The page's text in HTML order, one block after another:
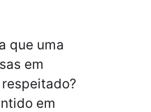
que uma
em
em